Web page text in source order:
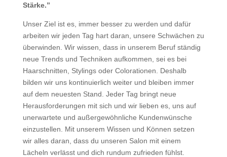
Stärke.”
Unser Ziel ist es, immer besser zu werden und dafür
arbeiten wir jeden Tag hart daran, unsere Schwächen zu
überwinden. Wir wissen, dass in unserem Beruf ständig
neue Trends und Techniken aufkommen, sei es bei
Haarschnitten, Stylings oder Colorationen. Deshalb
bilden wir uns kontinuierlich weiter und bleiben immer
auf dem neuesten Stand. Jeder Tag bringt neue
Herausforderungen mit sich und wir lieben es, uns auf
unerwartete und außergewöhnliche Kundenwünsche
einzustellen. Mit unserem Wissen und Können setzen
wir alles daran, dass du unseren Salon mit einem
Lächeln verlässt und dich rundum zufrieden fühlst.